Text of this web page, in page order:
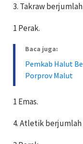
3. Takraw
1 Perak.
Baca juga:
Pemkab Halut
Porprov Malut
1 Emas.
4. Atletik berjumlah